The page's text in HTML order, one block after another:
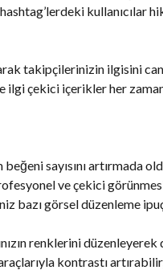
kullanıcılar
takipçilerinizin ilgisini
ilgi çekici içerikler her
sayısını artırmada
ve çekici
bazı görsel düzenleme
renklerini düzenleyerek
kontrastı